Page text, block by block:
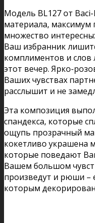
Модель BL127 от
материала, максимум
множество
Ваш избранник
комплиментов и слов
этот вечер. Ярко-
Ваших чувствах
расслышит и не
Эта композиция
спандекса, которые
ощупь прозрачный
кокетливо украшена
которые поведают
Вашем большом
произведут и рюши –
которым